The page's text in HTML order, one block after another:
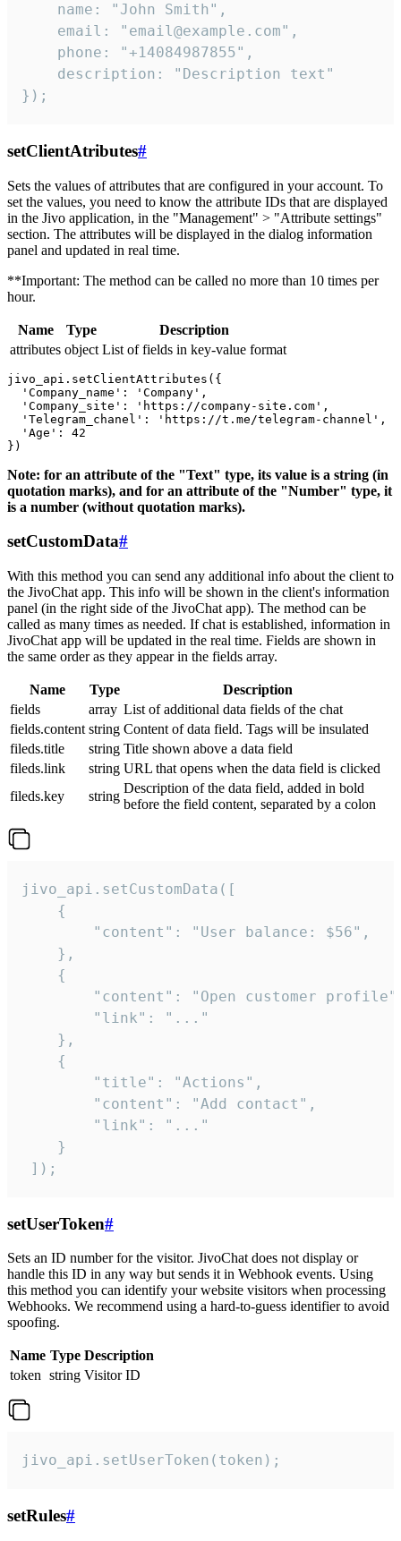
    name: "John Smith",
    email: "email@example.com",
    phone: "+14084987855",
    description: "Description text"
});
setClientAtributes#
Sets the values ​​of attributes that are configured in your account. To
set the values, you need to know the attribute IDs that are displayed
in the Jivo application, in the "Management" > "Attribute settings"
section. The attributes will be displayed in the dialog information
panel and updated in real time.
**Important: The method can be called no more than 10 times per
hour.
Name Type
Description
attributes object List of fields in key-value format
jivo_api.setClientAttributes({
  'Company_name': 'Company',
  'Company_site': 'https://company-site.com',
  'Telegram_chanel': 'https://t.me/telegram-channel',
  'Age': 42
Note: for an attribute of the "Text" type, its value is a string (in
quotation marks), and for an attribute of the "Number" type, it
is a number (without quotation marks).
setCustomData#
With this method you can send any additional info about the client to
the JivoChat app. This info will be shown in the client's information
panel (in the right side of the JivoChat app). The method can be
called as many times as needed. If chat is established, information in
JivoChat app will be updated in the real time. Fields are shown in
the same order as they appear in the fields array.
Name Type
Description
fields
array List of additional data fields of the chat
fields.content string Content of data field. Tags will be insulated
fileds.title
string Title shown above a data field
fileds.link
string URL that opens when the data field is clicked
fileds.key
string
Description of the data field, added in bold
before the field content, separated by a colon
jivo_api.setCustomData([
    {
        "content": "User balance: $56",
    },
    {
"content": "Open customer
        "link": "..."
    },
    {
        "title": "Actions",
        "content": "Add contact",
        "link": "..."
    }
]);
setUserToken#
Sets an ID number for the visitor. JivoChat does not display or
handle this ID in any way but sends it in Webhook events. Using
this method you can identify your website visitors when processing
Webhooks. We recommend using a hard-to-guess identifier to avoid
spoofing.
Name Type Description
token string Visitor ID
jivo_api.setUserToken(token);
setRules#